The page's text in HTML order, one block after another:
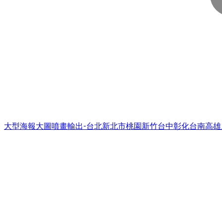
大型海報大圖噴畫輸出-台北新北市桃園新竹台中彰化台南高